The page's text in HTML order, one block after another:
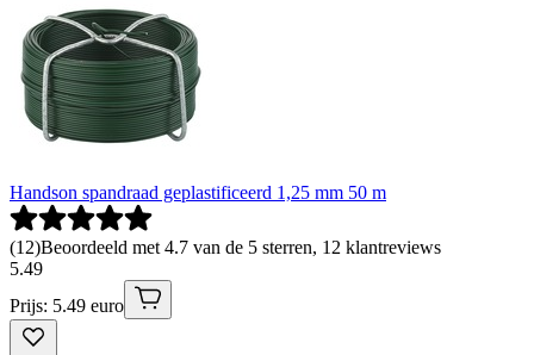
Handson spandraad geplastificeerd 1,25 mm 50 m
(12)Beoordeeld met 4.7 van de 5 sterren, 12 klantreviews
5.49
Prijs: 5.49 euro